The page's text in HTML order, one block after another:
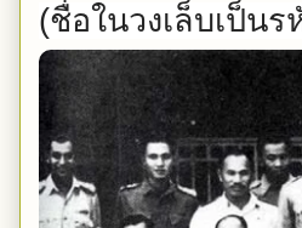
(ชื่อในวงเล็บเป็น